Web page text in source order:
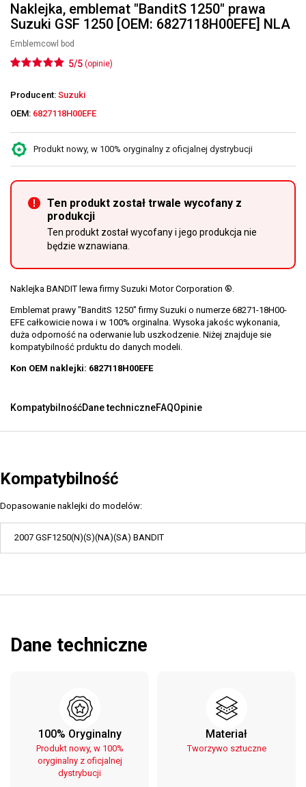
Naklejka, emblemat "BanditS 1250" prawa
Suzuki GSF 1250 [OEM: 6827118H00EFE] NLA
Emblemcowl bod
5/5 (opinie)
Producent: Suzuki
OEM: 6827118H00EFE
Produkt nowy, w 100% oryginalny z oficjalnej dystrybucji
Ten produkt został trwale wycofany z
produkcji
Ten produkt został wycofany i jego produkcja nie
będzie wznawiana.
Naklejka BANDIT lewa firmy Suzuki Motor Corporation ®.
Emblemat prawy "BanditS 1250" firmy Suzuki o numerze 68271-18H00-
EFE całkowicie nowa i w 100% orginalna. Wysoka jakośc wykonania,
duża odporność na oderwanie lub uszkodzenie. Niżej znajduje sie
kompatybilność prduktu do danych modeli.
Kon OEM naklejki: 6827118H00EFE
KompatybilnośćDane techniczneFAQOpinie
Kompatybilność
Dopasowanie naklejki do modelów:
2007 GSF1250(N)(S)(NA)(SA) BANDIT
Dane techniczne
100% Oryginalny
Produkt nowy, w 100%
oryginalny z oficjalnej
dystrybucji
Materiał
Tworzywo sztuczne